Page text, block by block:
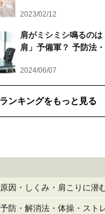
2023/02/12
肩がミシミシ鳴るの
肩」予備軍？ 予防法
2024/06/07
ランキングをもっと見る
因・しくみ・肩こりに潜
防・解消法・体操・スト